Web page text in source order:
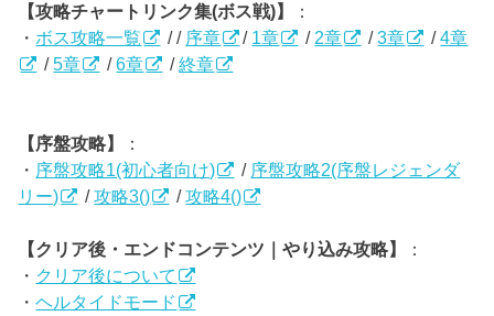
【攻略チャートリンク集(ボス戦)】
：
・ ボス攻略一覧 / / 序章 / 1章 / 2章 /3章 /4章
/5章 /6章 /終章
【序盤攻略】
：
・ 序盤攻略1(初心者向け) / 序盤攻略2(序盤レジェンダ
リー)
/攻略3() /攻略4()
【クリア後・エンドコンテンツ｜やり込み攻略】
：
・ クリア後について
・ヘルタイドモード